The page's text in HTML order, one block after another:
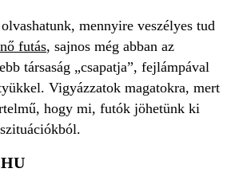
mennyire veszélyes tud
futás, sajnos még abban az
társaság „csapatja”, fejlámpával
Vigyázzatok magatokra, mert
hogy mi, futók jöhetünk ki